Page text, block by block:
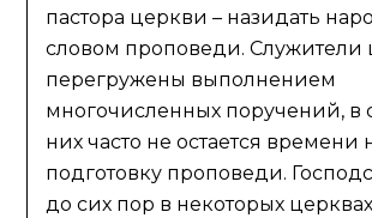
пастора церкви – назидать
словом проповеди. Служители
перегружены выполнением
многочисленных поручений, в
них часто не остается времени
подготовку проповеди.
до сих пор в некоторых